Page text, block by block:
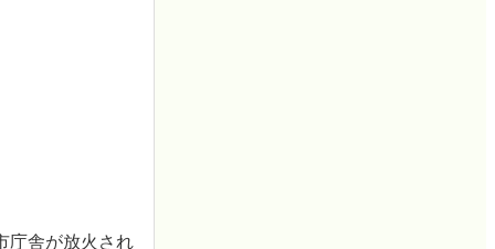
庁舎が放火され